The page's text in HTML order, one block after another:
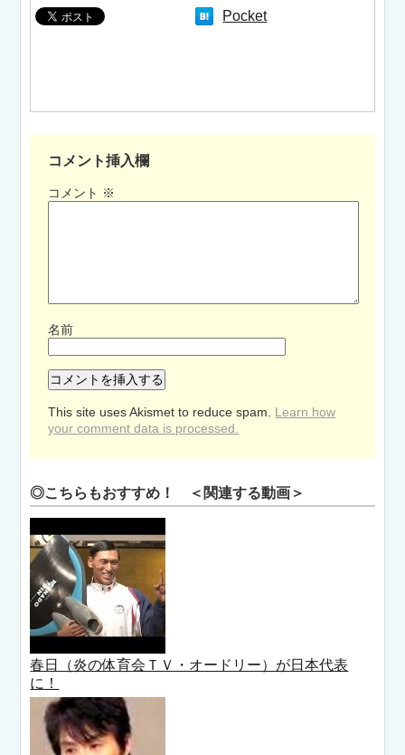
Pocket
コメント挿入欄
コメント ※
名前
This site uses Akismet to reduce spam. Learn how
your comment data is processed.
◎こちらもおすすめ！ ＜関連する動画＞
春日（炎の体育会ＴＶ・オードリー）が日本代表
に！